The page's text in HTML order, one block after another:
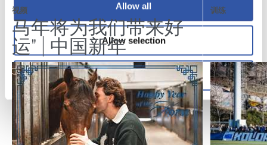
Allow all
Allow selection
Deny
视频
马年将为我们带来好
运" | 中国新年
训练